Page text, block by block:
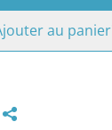
au panier